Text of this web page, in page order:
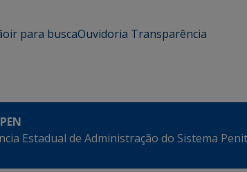
ir para buscaOuvidoria Transparência
Estadual de Administração do Sistema